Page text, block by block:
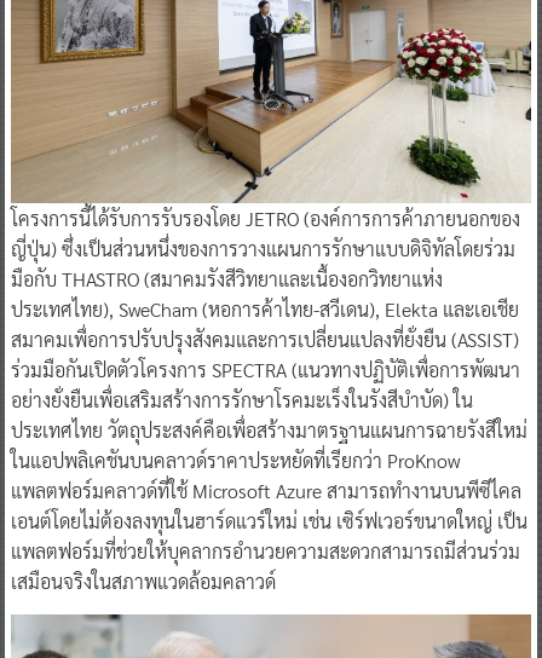
โครงการนี้ได้รับการรับรองโดย JETRO (องค์การการค้าภายนอกของ
ญี่ปุ่น) ซึ่งเป็นส่วนหนึ่งของการวางแผนการรักษาแบบดิจิทัลโดยร่วม
มือกับ THASTRO (สมาคมรังสีวิทยาและเนื้องอกวิทยาแห่ง
ประเทศไทย), SweCham (หอการค้าไทย-สวีเดน), Elekta และเอเชีย
สมาคมเพื่อการปรับปรุงสังคมและการเปลี่ยนแปลงที่ยั่งยืน (ASSIST)
ร่วมมือกันเปิดตัวโครงการ SPECTRA (แนวทางปฏิบัติเพื่อการพัฒนา
อย่างยั่งยืนเพื่อเสริมสร้างการรักษาโรคมะเร็งในรังสีบำบัด) ใน
ประเทศไทย วัตถุประสงค์คือเพื่อสร้างมาตรฐานแผนการฉายรังสีใหม่
ในแอปพลิเคชันบนคลาวด์ราคาประหยัดที่เรียกว่า ProKnow
แพลตฟอร์มคลาวด์ที่ใช้ Microsoft Azure สามารถทำงานบนพีซีไคล
เอนต์โดยไม่ต้องลงทุนในฮาร์ดแวร์ใหม่ เช่น เซิร์ฟเวอร์ขนาดใหญ่ เป็น
แพลตฟอร์มที่ช่วยให้บุคลากรอำนวยความสะดวกสามารถมีส่วนร่วม
เสมือนจริงในสภาพแวดล้อมคลาวด์